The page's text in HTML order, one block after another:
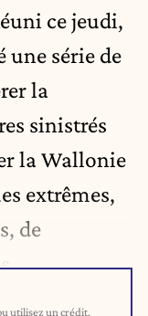
ce jeudi,
série de
la
sinistrés
la Wallonie
extrêmes,
de
utilisez un crédit.